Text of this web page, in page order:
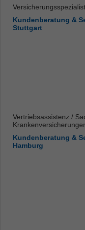
Kundenberatung &
Stuttgart
Vertriebsassistenz /
Kundenberatung &
Hamburg